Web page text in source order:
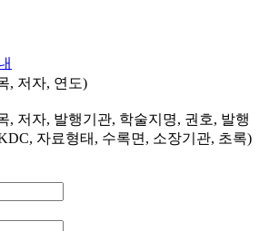
, 저자, 연도)
, 저자, 발행기관, 학술지명, 권호, 발행
자료형태, 수록면, 소장기관, 초록)